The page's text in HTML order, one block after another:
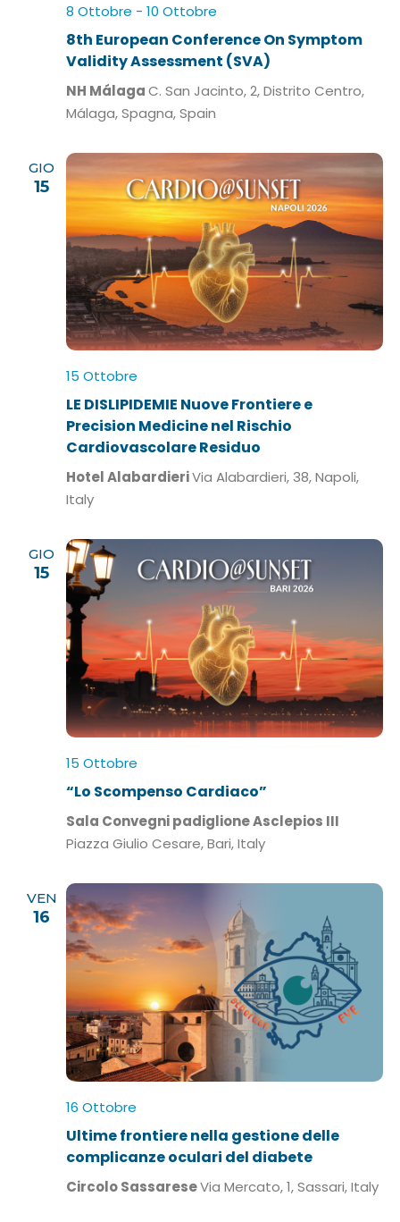
8 Ottobre - 10 Ottobre
8th European Conference On Symptom
Validity Assessment (SVA)
NH MálagaC. San Jacinto, 2, Distrito Centro,
Málaga, Spagna, Spain
GIO
15
15 Ottobre
LE DISLIPIDEMIE Nuove Frontiere e
Precision Medicine nel Rischio
Cardiovascolare Residuo
Hotel AlabardieriVia Alabardieri, 38, Napoli,
Italy
GIO
15
15 Ottobre
“Lo Scompenso Cardiaco”
Sala Convegni padiglione Asclepios III
Piazza Giulio Cesare, Bari, Italy
VEN
16
16 Ottobre
Ultime frontiere nella gestione delle
complicanze oculari del diabete
Circolo SassareseVia Mercato, 1, Sassari, Italy